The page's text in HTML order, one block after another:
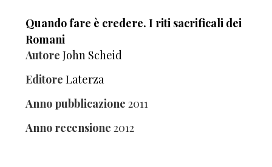
Quando fare è credere. I riti sacrificali dei
Romani
Autore John Scheid
Editore Laterza
Anno pubblicazione 2011
Anno recensione 2012